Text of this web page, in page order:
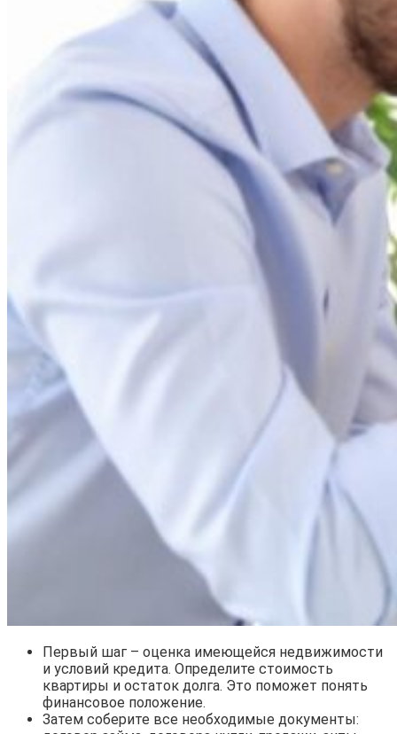
Первый шаг – оценка имеющейся недвижимости
и условий кредита. Определите стоимость
квартиры и остаток долга. Это поможет понять
финансовое положение.
Затем соберите все необходимые документы: